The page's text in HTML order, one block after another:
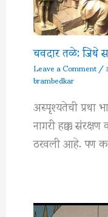
चवदार तळे: जिथे
Leave a Comment/
brambedkar
अस्पृश्यतेची
नागरी हक्क
ठरवली आहे. पण